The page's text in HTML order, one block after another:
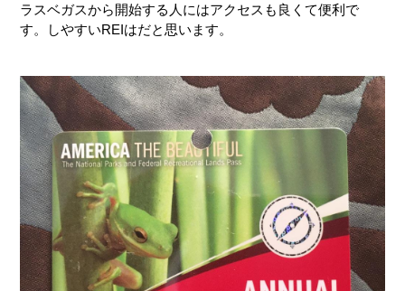
ラスベガスから開始する人にはアクセスも良くて便利で
す。しやすいREIはだと思います。